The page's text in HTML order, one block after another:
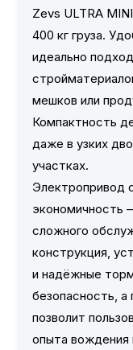
Zevs ULTRA
400 кг груза.
идеально
мешков или
Компактность
даже в узких
участках.
Электропривод
экономичность
сложного
конструкция,
и надёжные
безопасность, а
позволит
опыта вождения